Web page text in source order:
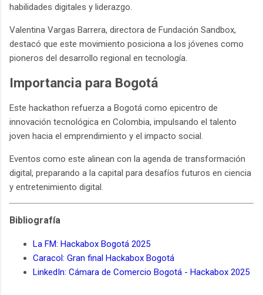
habilidades digitales y liderazgo.
Valentina Vargas Barrera, directora de Fundación Sandbox,
destacó que este movimiento posiciona a los jóvenes como
pioneros del desarrollo regional en tecnología.
Importancia para Bogotá
Este hackathon refuerza a Bogotá como epicentro de
innovación tecnológica en Colombia, impulsando el talento
joven hacia el emprendimiento y el impacto social.
Eventos como este alinean con la agenda de transformación
digital, preparando a la capital para desafíos futuros en ciencia
y entretenimiento digital.
Bibliografía
La FM: Hackabox Bogotá 2025
Caracol: Gran final Hackabox Bogotá
LinkedIn: Cámara de Comercio Bogotá - Hackabox 2025